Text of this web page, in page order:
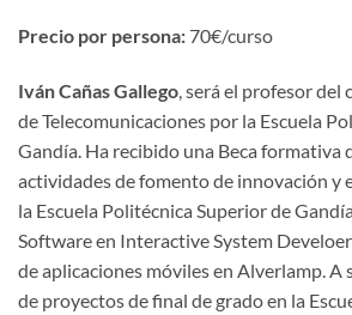
Precio por persona: 70€/curso
Iván Cañas Gallego, será el profesor del
de Telecomunicaciones por la Escuela
Gandía. Ha recibido una Beca formativa
actividades de fomento de innovación y
la Escuela Politécnica Superior de
Software en Interactive System
de aplicaciones móviles en Alverlamp. A
de proyectos de final de grado en la